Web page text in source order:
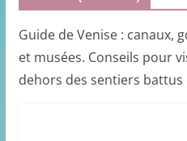
Guide de Venise : canaux,
et musées. Conseils pour
dehors des sentiers battus